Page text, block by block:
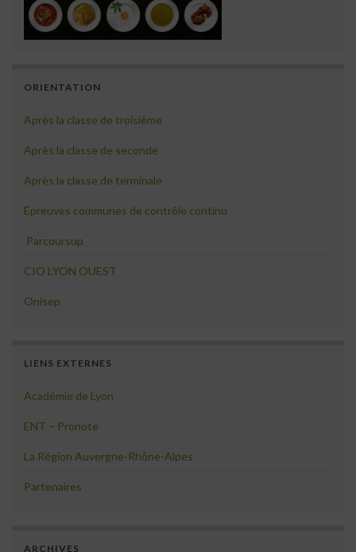
ORIENTATION
Après la classe de troisième
Après la classe de seconde
Après la classe de terminale
Épreuves communes de contrôle continu
Parcoursup
CIO LYON OUEST
Onisep
LIENS EXTERNES
Académie de Lyon
ENT – Pronote
La Région Auvergne-Rhône-Alpes
Partenaires
ARCHIVES